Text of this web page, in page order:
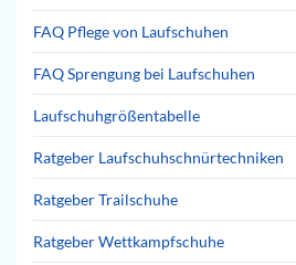
FAQ Pflege von Laufschuhen
FAQ Sprengung bei Laufschuhen
Laufschuhgrößentabelle
Ratgeber Laufschuhschnürtechniken
Ratgeber Trailschuhe
Ratgeber Wettkampfschuhe